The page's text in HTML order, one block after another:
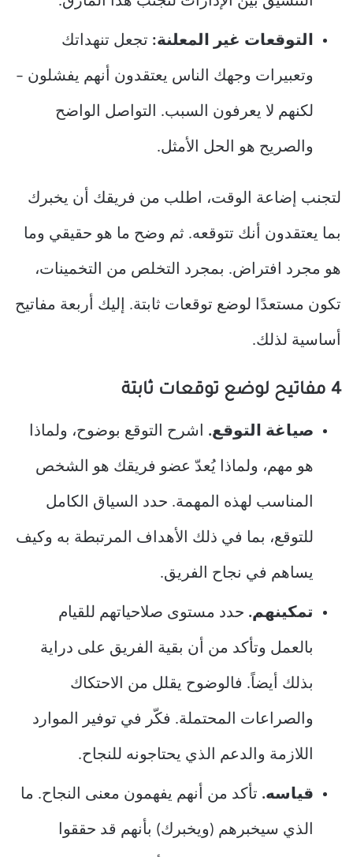
التوقعات غير المعلنة: تجعل تنهداتك
وتعبيرات وجهك الناس يعتقدون أنهم يفشلون –
لكنهم لا يعرفون السبب. التواصل الواضح
والصريح هو الحل الأمثل.
لتجنب إضاعة الوقت، اطلب من فريقك أن يخبرك
بما يعتقدون أنك تتوقعه. ثم وضح ما هو حقيقي وما
هو مجرد افتراض. بمجرد التخلص من التخمينات،
تكون مستعدًا لوضع توقعات ثابتة. إليك أربعة مفاتيح
أساسية لذلك.
4 مفاتيح لوضع توقعات ثابتة
صياغة التوقع. اشرح التوقع بوضوح، ولماذا
هو مهم، ولماذا يُعدّ عضو فريقك هو الشخص
المناسب لهذه المهمة. حدد السياق الكامل
للتوقع، بما في ذلك الأهداف المرتبطة به وكيف
يساهم في نجاح الفريق.
تمكينهم. حدد مستوى صلاحياتهم للقيام
بالعمل وتأكد من أن بقية الفريق على دراية
بذلك أيضاً. فالوضوح يقلل من الاحتكاك
والصراعات المحتملة. فكّر في توفير الموارد
اللازمة والدعم الذي يحتاجونه للنجاح.
قياسه. تأكد من أنهم يفهمون معنى النجاح. ما
الذي سيخبرهم (ويخبرك) بأنهم قد حققوا